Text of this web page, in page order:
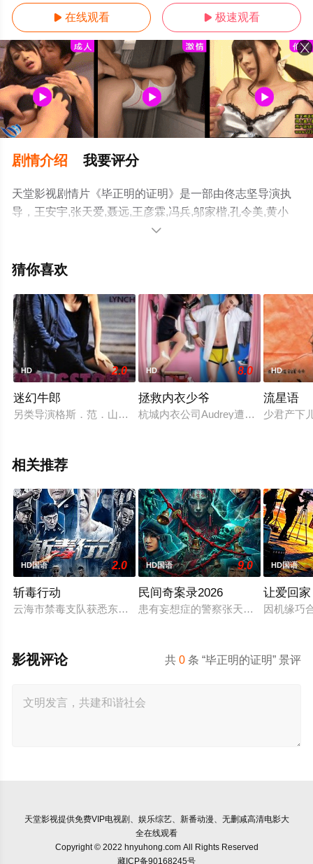
 在线观看  极速观看
剧情介绍 我要评分
天堂影视剧情片《毕正明的证明》是一部由佟志坚导演执
导，王安宇,张天爱,聂远,王彦霖,冯兵,邬家楷,孔令美,黄小
蕾,冯雷,石云鹏,于白水,生港帅,楚布花羯,李晓川等演员精彩
影大全就上天堂电影网，更多相关信息可移步至豆瓣电

猜你喜欢
HD 2.0
迷幻牛郎
另类导演格斯．范．山特的成名作，由马特．狄龙、凯利．林
HD 8.0
拯救内衣少爷
杭城内衣公司Audrey遭遇传统内衣
HD
流星语
少君产下
相关推荐
HD国语 2.0
斩毒行动
云海市禁毒支队获悉东南亚毒王廖爷将携600余公斤毒品来云交
HD国语 9.0
民间奇案录2026
患有妄想症的警察张天盛遇上一起离
HD国语
让爱回家
因机缘巧
共0 条 “毕正明的证明” 景评
影视评论
天堂影视提供免费VIP电视剧、娱乐综艺、新番动漫、无删减高清电影大
全在线观看
Copyright © 2022 hnyuhong.com All Rights Reserved
藏ICP备90168245号